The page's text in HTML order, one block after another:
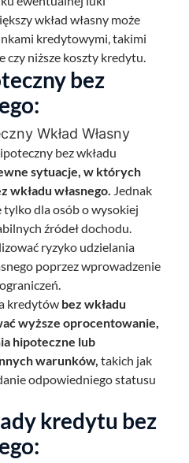
wkład własny może
kredytowymi, takimi
czy niższe koszty kredytu.
bez
bez wkładu
sytuacje, w których
własnego. Jednak
dla osób o wysokiej
źródeł dochodu.
ryzyko udzielania
poprzez wprowadzenie
kredytów bez wkładu
wyższe oprocentowanie,
hipoteczne lub
warunków, takich jak
odpowiedniego statusu
kredytu bez